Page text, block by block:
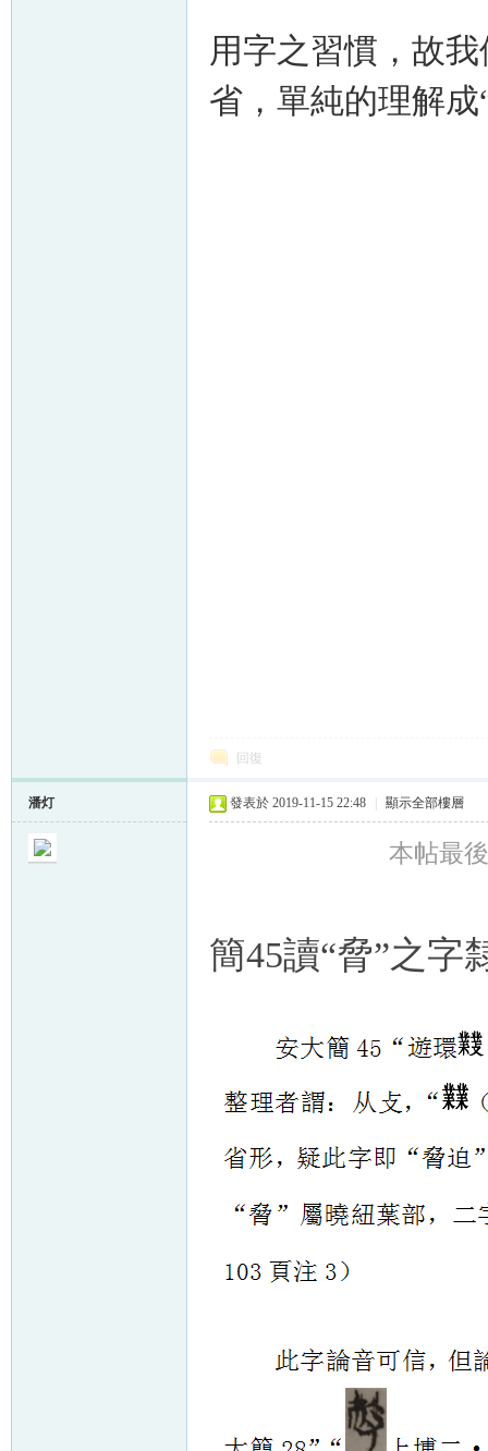
用字之習慣，故
省，單純的理解
回復
潘灯 發表於 2019-11-15 22:48 顯示全部樓層
本帖最
簡45讀“脅”之字